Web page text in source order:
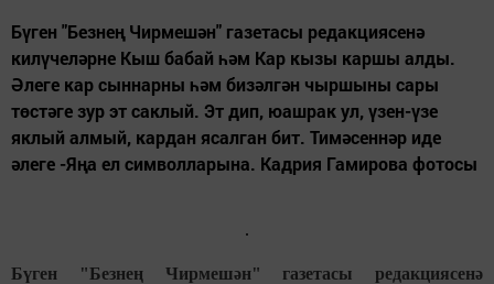
Бүген "Безнең Чирмешән" газетасы редакциясенә
килүчеләрне Кыш бабай һәм Кар кызы каршы алды.
Әлеге кар сыннарны һәм бизәлгән чыршыны сары
төстәге зур эт саклый. Эт дип, юашрак ул, үзен-үзе
яклый алмый, кардан ясалган бит. Тимәсеннәр иде
әлеге -Яңа ел символларына. Кадрия Гамирова фотосы
Бүген "Безнең Чирмешән" газетасы редакциясенә